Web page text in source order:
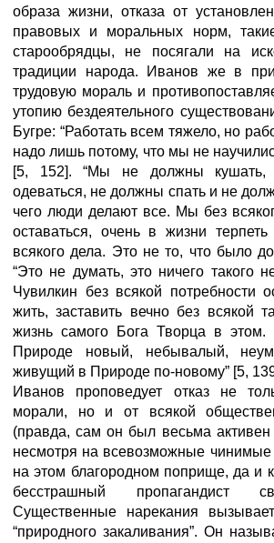
образа жизни, отказа от
правовых и моральных норм,
старообрядцы, не посягали на
традиции народа. Иванов же в
трудовую мораль и
утопию бездеятельного
Бугре: “Работать всем тяжело, но
надо лишь потому, что мы не
[5, 152]. “Мы не должны
одеваться, не должны спать и не
чего люди делают все. Мы без
оставаться, очень в жизни терпеть
всякого дела. Это не то, что было до
“Это не думать, это ничего такого
Чувилкин без всякой потребности
жить, заставить вечно без всякой
жизнь самого Бога Творца в этом.
Природе новый, небывалый,
живущий в Природе по-новому” [5,
Иванов проповедует отказ не
морали, но и от всякой
(правда, сам он был весьма активен
несмотря на всевозможные чинимые
на этом благородном поприще, да и
бесстрашный пропагандист
Существенные нарекания
“природного закаливания”. Он